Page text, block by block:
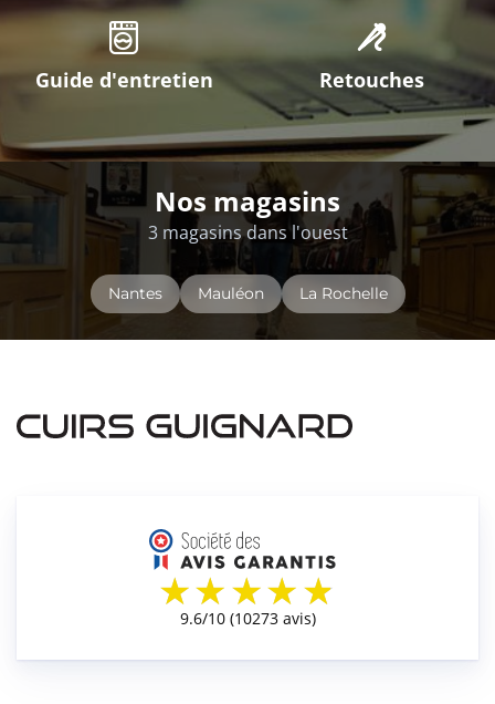
Guide d'entretien Retouches
Nos magasins
3 magasins dans l'ouest
Nantes Mauléon La Rochelle